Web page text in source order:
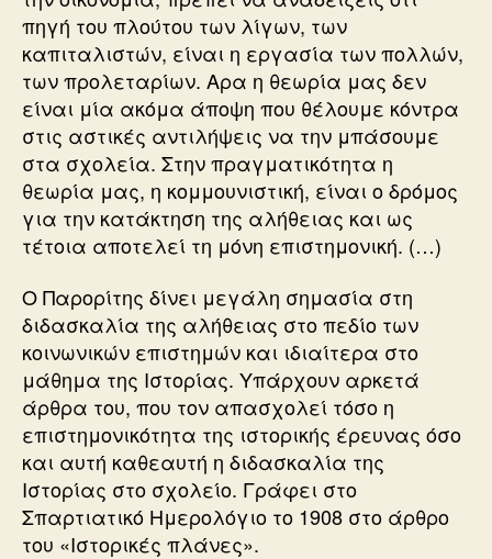
πηγή του πλούτου των λίγων, των
καπιταλιστών, είναι η εργασία των πολλών,
των προλεταρίων. Αρα η θεωρία μας δεν
είναι μία ακόμα άποψη που θέλουμε κόντρα
στις αστικές αντιλήψεις να την μπάσουμε
στα σχολεία. Στην πραγματικότητα η
θεωρία μας, η κομμουνιστική, είναι ο δρόμος
για την κατάκτηση της αλήθειας και ως
τέτοια αποτελεί τη μόνη επιστημονική. (…)
Ο Παρορίτης δίνει μεγάλη σημασία στη
διδασκαλία της αλήθειας στο πεδίο των
κοινωνικών επιστημών και ιδιαίτερα στο
μάθημα της Ιστορίας. Υπάρχουν αρκετά
άρθρα του, που τον απασχολεί τόσο η
επιστημονικότητα της ιστορικής έρευνας όσο
και αυτή καθεαυτή η διδασκαλία της
Ιστορίας στο σχολείο. Γράφει στο
Σπαρτιατικό Ημερολόγιο το 1908 στο άρθρο
του «Ιστορικές πλάνες».